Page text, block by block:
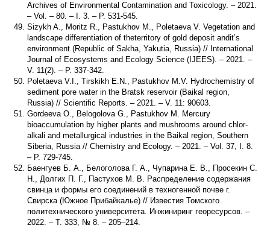
Archives of Environmental Contamination and Toxicology. – 2021.
– Vol. – 80. – I. 3. – P. 531-545.
Sizykh A., Moritz R., Pastukhov M., Poletaeva V. Vegetation and
landscape differentiation of theterritory of gold deposit andit’s
environment (Republic of Sakha, Yakutia, Russia) // International
Journal of Ecosystems and Ecology Science (IJEES). – 2021. –
V. 11(2). – P. 337-342.
Poletaeva V.I., Tirskikh E.N., Pastukhov M.V. Hydrochemistry of
sediment pore water in the Bratsk reservoir (Baikal region,
Russia) // Scientific Reports. – 2021. – V. 11: 90603.
Gordeeva O., Belogolova G., Pastukhov M. Mercury
bioaccumulation by higher plants and mushrooms around chlor-
alkali and metallurgical industries in the Baikal region, Southern
Siberia, Russia // Chemistry and Ecology. – 2021. – Vol. 37, I. 8.
– P. 729-745.
Баенгуев Б. А., Белоголова Г. А., Чупарина Е. В., Просекин С.
Н., Долгих П. Г., Пастухов М. В. Распределение содержания
свинца и формы его соединений в техногенной почве г.
Свирска (Южное Прибайкалье) // Известия Томского
политехнического университета. Инжиниринг георесурсов. –
2022. – Т. 333, № 8. – 205–214.